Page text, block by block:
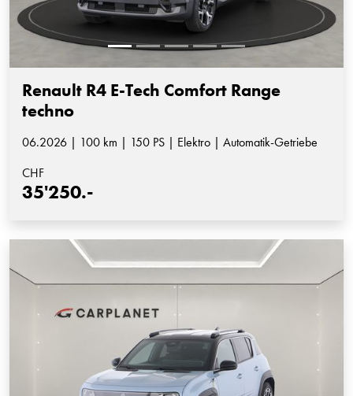
Renault R4 E-Tech Comfort Range
techno
06.2026 | 100 km | 150 PS | Elektro | Automatik-Getriebe
CHF
35'250.-